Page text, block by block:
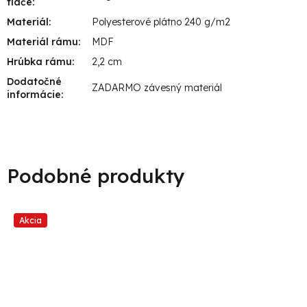
Materiál:
Polyesterové plátno 240 g/m2
Materiál rámu:
MDF
Hrúbka rámu:
2,2 cm
Dodatočné
informácie:
ZADARMO závesný materiál
Akcia